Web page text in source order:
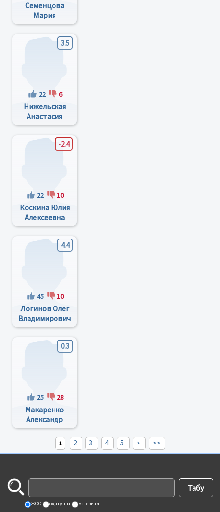
Семенцова
Мария
Михайловна
3.5
22 6
Нижельская
Анастасия
Викторовна
-2.4
22 10
Коскина Юлия
Алексеевна
4.4
45 10
Логинов Олег
Владимирович
0.3
25 28
Макаренко
Александр
Евгеньевич
1 2 3 4 5 > >>
ЖОО оқытушы материал